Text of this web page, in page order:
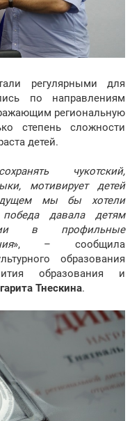
регулярными для
по направлениям
региональную
степень сложности
детей.
чукотский,
мотивирует детей
мы бы хотели
давала детям
в профильные
», – сообщила
образования
образования и
Тнескина.